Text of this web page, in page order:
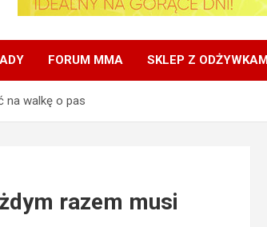
FORUM MMA SKLEP Z
na walkę o pas
razem musi